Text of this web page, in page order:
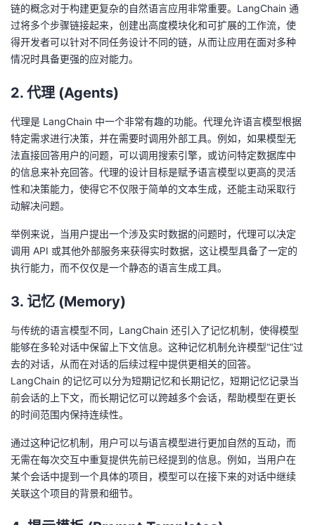
验
收
藏
议
链的概念对于构建更复杂的自然语言应用非常重要。LangChain 通
过将多个步骤链接起来，创建出高度模块化和可扩展的工作流，使
得开发者可以针对不同任务设计不同的链，从而让应用在面对多种
情况时具备更强的应对能力。
2. 代理 (Agents)
代理是 LangChain 中一个非常有趣的功能。代理允许语言模型根据
特定需求进行决策，并在需要时调用外部工具。例如，如果模型无
法直接回答用户的问题，可以调用搜索引擎，或访问特定数据库中
的信息来补充回答。代理的设计目标是赋予语言模型以更高的灵活
性和决策能力，使得它不仅限于简单的文本生成，还能主动采取行
动解决问题。
举例来说，当用户提出一个涉及实时数据的问题时，代理可以决定
调用 API 或其他外部服务来获得实时数据，这让模型具备了一定的
执行能力，而不仅仅是一个静态的语言生成工具。
3. 记忆 (Memory)
与传统的语言模型不同，LangChain 还引入了记忆机制，使得模型
能够在多轮对话中保留上下文信息。这种记忆机制允许模型“记住”过
去的对话，从而在对话的后续过程中提供更相关的回答。
LangChain 的记忆可以分为短期记忆和长期记忆，短期记忆记录当
前会话的上下文，而长期记忆可以跨越多个会话，帮助模型在更长
的时间范围内保持连续性。
通过这种记忆机制，用户可以与语言模型进行更加自然的互动，而
无需在每次交互中重复提供先前已经提到的信息。例如，当用户在
某个会话中提到一个具体的项目，模型可以在接下来的对话中继续
关联这个项目的背景和细节。